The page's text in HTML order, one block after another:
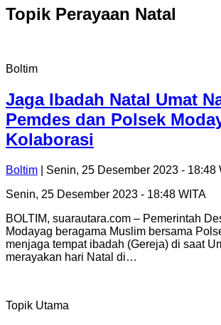
Topik Perayaan Natal
Boltim
Jaga Ibadah Natal Umat
Pemdes dan Polsek
Kolaborasi
Boltim | Senin, 25 Desember 2023 - 18:48
Senin, 25 Desember 2023 - 18:48 WITA
BOLTIM, suarautara.com – Pemerintah
Modayag beragama Muslim bersama
menjaga tempat ibadah (Gereja) di saat
merayakan hari Natal di…
Topik Utama